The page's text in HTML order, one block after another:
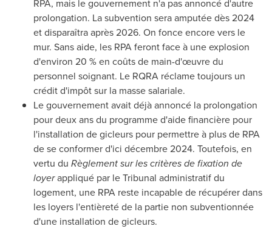
RPA, mais le gouvernement n'a pas annoncé d'autre
prolongation. La subvention sera amputée dès2024
etdisparaîtra après 2026. On fonce encore vers le
mur. Sans aide, les RPA feront face à une explosion
d'environ 20 % en coûts de main-d'œuvre du
personnel soignant. Le RQRA réclame toujours un
crédit d'impôt sur la masse salariale.
Le gouvernement avait déjà annoncé la prolongation
pour deux ans du programme d'aide financière pour
l'installation de gicleurs pour permettre à plus de RPA
dese conformer d'ici décembre 2024. Toutefois, en
vertu du Règlement sur les critères de fixation de
loyerappliqué par le Tribunal administratif du
logement, une RPA reste incapable de récupérer dans
les loyers l'entièreté de la partie non subventionnée
d'une installation de gicleurs.